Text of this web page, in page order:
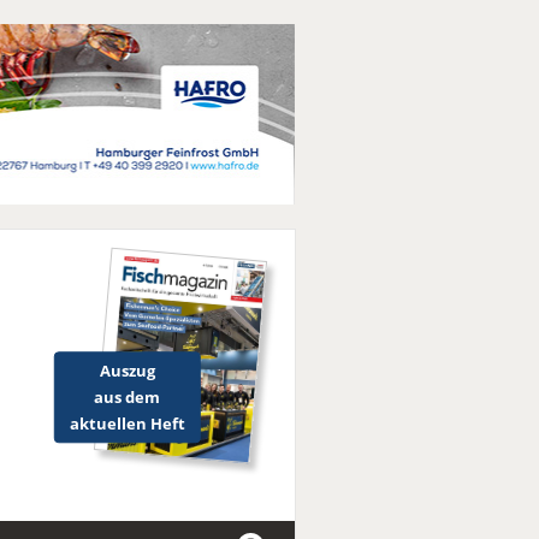
Auszug
aus dem
aktuellen Heft